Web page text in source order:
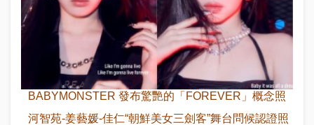
BABYMONSTER 發布驚艷的「FOREVER」概念照
河智苑-姜藝媛-佳仁“朝鮮美女三劍客”舞台問候認證照